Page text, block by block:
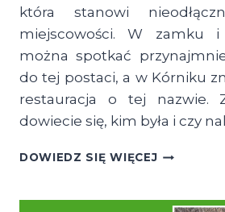
która stanowi
miejscowości. W zamku
można spotkać
do tej postaci, a w Kórniku
restauracja o tej nazwie.
dowiecie się, kim była i czy
DOWIEDZ SIĘ WIĘCEJKIM
DAMA